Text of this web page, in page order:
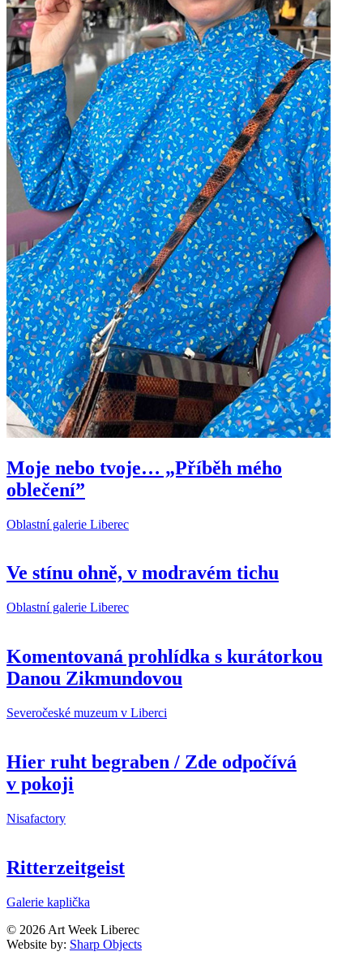
Moje nebo tvoje… „Příběh mého
oblečení”
Oblastní galerie Liberec
Ve stínu ohně, v modravém tichu
Oblastní galerie Liberec
Komentovaná prohlídka s kurátorkou
Danou Zikmundovou
Severočeské muzeum v Liberci
Hier ruht begraben / Zde odpočívá
v pokoji
Nisafactory
Ritterzeitgeist
Galerie kaplička
© 2026 Art Week Liberec
Website by: Sharp Objects